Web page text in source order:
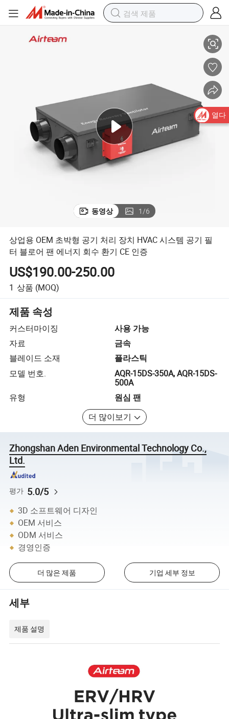
동영상 1/6
상업용 OEM 초박형 공기 처리 장치 HVAC 시스템 공기 필
터 블로어 팬 에너지 회수 환기 CE 인증
US$190.00-250.00
1 상품 (MOQ)
제품 속성
커스터마이징
사용 가능
자료
금속
블레이드 소재
플라스틱
모델 번호.
AQR-15DS-350A, AQR-15DS-
500A
유형
원심 팬
더 많이보기
Zhongshan Aden Environmental Technology Co.,
Ltd.
평가 5.0/5
3D 소프트웨어 디자인
OEM 서비스
ODM 서비스
경영인증
더 많은 제품 기업 세부 정보
세부
제품 설명
열다